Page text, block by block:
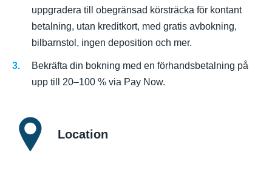
uppgradera till obegränsad körsträcka för kontant
betalning, utan kreditkort, med gratis avbokning,
bilbarnstol, ingen deposition och mer.
Bekräfta din bokning med en förhandsbetalning på
upp till 20–100 % via Pay Now.
Location